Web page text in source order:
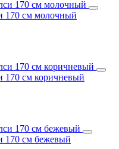
170 см молочный
см коричневый
170 см бежевый